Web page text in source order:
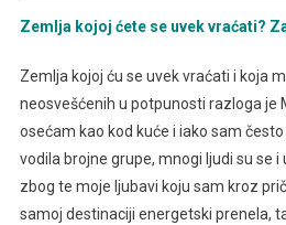
Zemlja kojoj ćete se uvek vraćati?
Zemlja kojoj ću se uvek vraćati i koja
neosvešćenih u potpunosti razloga je
osećam kao kod kuće i iako sam
vodila brojne grupe, mnogi ljudi su se
zbog te moje ljubavi koju sam kroz
samoj destinaciji energetski prenela,